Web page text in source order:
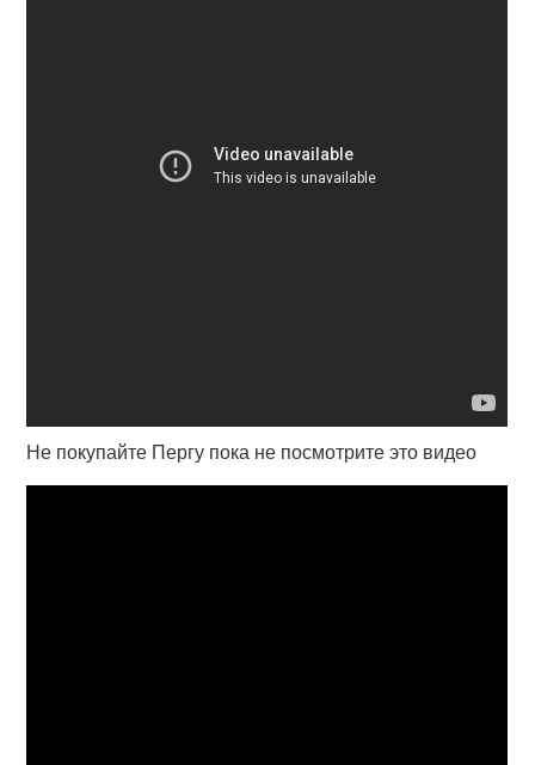
Не покупайте Пергу пока не посмотрите это видео